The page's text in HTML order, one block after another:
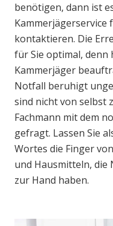
benötigen, dann ist
Kammerjägerservice
kontaktieren. Die
für Sie optimal, denn
Kammerjäger
Notfall beruhigt
sind nicht von selbst
Fachmann mit dem
gefragt. Lassen Sie
Wortes die Finger
und Hausmitteln, die
zur Hand haben.